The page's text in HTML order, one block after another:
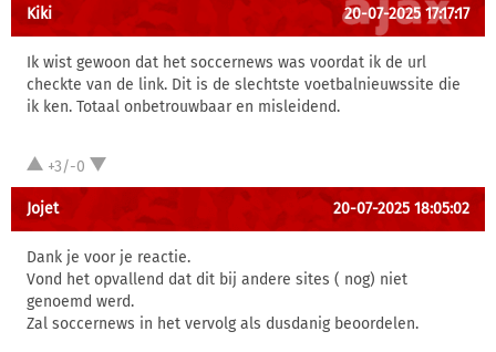
Kiki 20-07-2025 17:17:17
Ik wist gewoon dat het soccernews was voordat ik de url
checkte van de link. Dit is de slechtste voetbalnieuwssite die
ik ken. Totaal onbetrouwbaar en misleidend.
+3/-0
Jojet 20-07-2025 18:05:02
Dank je voor je reactie.
Vond het opvallend dat dit bij andere sites ( nog) niet
genoemd werd.
Zal soccernews in het vervolg als dusdanig beoordelen.